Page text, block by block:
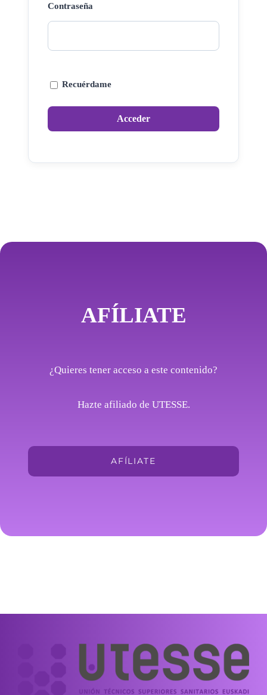
Contraseña
Recuérdame
AFÍLIATE
¿Quieres tener acceso a este contenido?
Hazte afiliado de UTESSE.
AFÍLIATE